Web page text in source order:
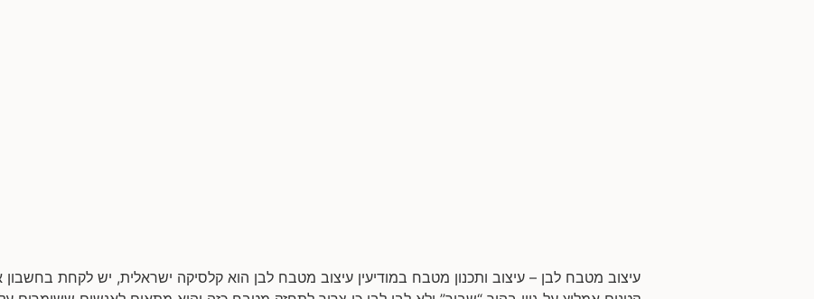
עיצוב מטבח לבן – עיצוב ותכנון מטבח במודיעין עיצוב מטבח לבן הוא קלסיקה ישראלית, יש לקחת